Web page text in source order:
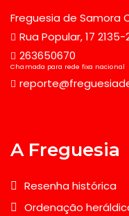
Freguesia de Samora
Rua Popular, 17
263650670
Chamada para rede fixa nacional
A Freguesia
Resenha histórica
Ordenação